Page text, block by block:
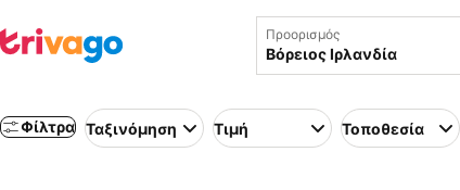
Προορισμός
Φίλτρα Ταξινόμηση Τιμή Τοποθεσία